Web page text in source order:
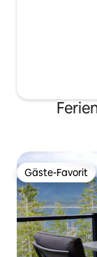
Gäste-Favorit
Gäste-Favorit